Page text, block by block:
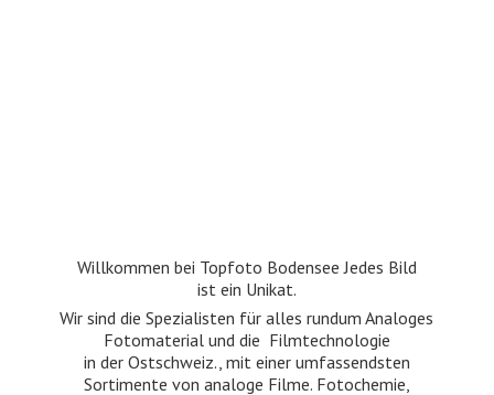
Willkommen bei Topfoto Bodensee Jedes Bild
ist ein Unikat.
Wir sind die Spezialisten für alles rundum Analoges
Fotomaterial und die Filmtechnologie
in der Ostschweiz., mit einer umfassendsten
Sortimente von analoge Filme. Fotochemie,